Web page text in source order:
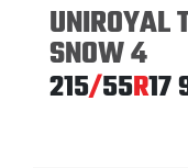
UNIROYAL
SNOW 4
215/55R17